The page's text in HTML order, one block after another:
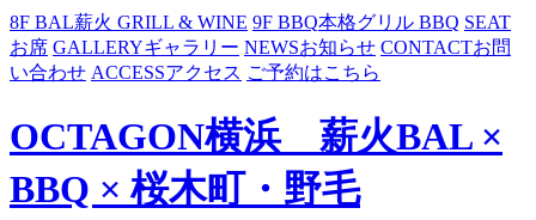
8F BAL薪火 GRILL & WINE 9F BBQ本格グリル BBQ SEAT
お席 GALLERYギャラリー NEWSお知らせ CONTACTお問
い合わせ ACCESSアクセス ご予約はこちら
OCTAGON横浜 薪火BAL ×
BBQ × 桜木町・野毛